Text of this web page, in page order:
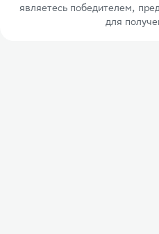
являетесь победителем,
для